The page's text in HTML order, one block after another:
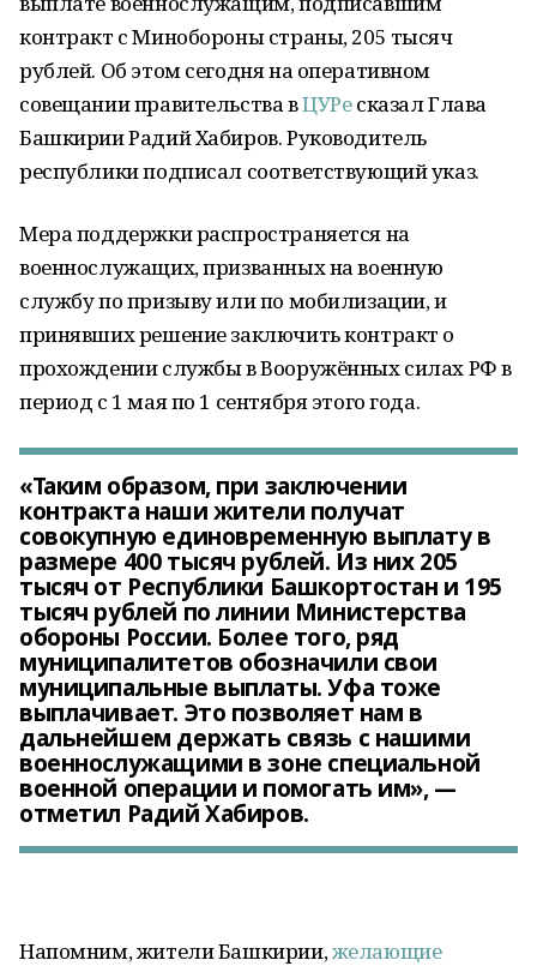
контракт с Минобороны страны, 205 тысяч
рублей. Об этом сегодня на оперативном
совещании правительства вЦУРесказал Глава
Башкирии Радий Хабиров. Руководитель
республики подписал соответствующий указ.
Мера поддержки распространяется на
военнослужащих, призванных на военную
службу по призыву или по мобилизации, и
принявших решение заключить контракт о
прохождении службы в Вооружённых силах РФ в
период с 1 мая по 1 сентября этого года.
«Таким образом, при заключении
контракта наши жители получат
совокупную единовременную выплату в
размере 400 тысяч рублей. Из них 205
тысяч от Республики Башкортостан и 195
тысяч рублей по линии Министерства
обороны России. Более того, ряд
муниципалитетов обозначили свои
муниципальные выплаты. Уфа тоже
выплачивает. Это позволяет нам в
дальнейшем держать связь с нашими
военнослужащими в зоне специальной
военной операции и помогать им», —
отметил Радий Хабиров.
Напомним, жители Башкирии,желающие